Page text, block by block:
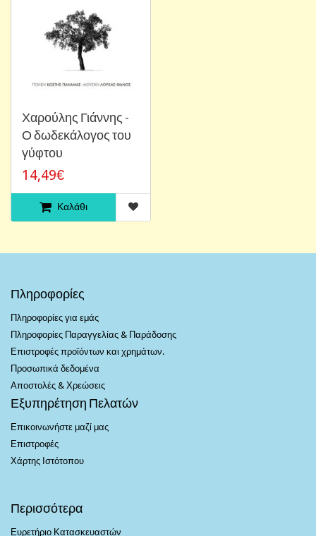
Χαρούλης Γιάννης -
Ο δωδεκάλογος του
γύφτου
14,49€
Καλάθι
Πληροφορίες
Πληροφορίες για εμάς
Πληροφορίες Παραγγελίας & Παράδοσης
Επιστροφές προϊόντων και χρημάτων.
Προσωπικά δεδομένα
Αποστολές & Χρεώσεις
Εξυπηρέτηση Πελατών
Επικοινωνήστε μαζί μας
Επιστροφές
Χάρτης Ιστότοπου
Περισσότερα
Ευρετήριο Κατασκευαστών